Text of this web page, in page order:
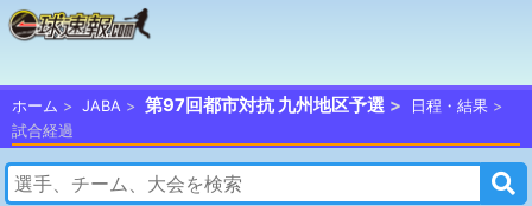
ホーム JABA 第97回都市対抗 九州地区予選
日程・結果
試合経過